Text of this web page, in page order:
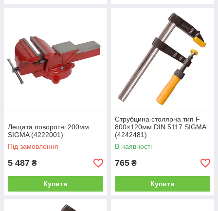
Лещата поворотні 200мм
SIGMA (4222001)
Під замовлення
5 487 ₴
Купити
Струбцина столярна тип F
800×120мм DIN 5117 SIGMA
(4242481)
В наявності
765 ₴
Купити